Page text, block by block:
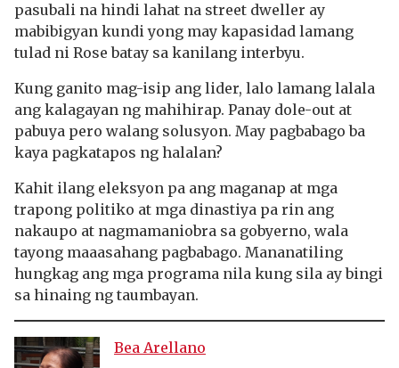
pasubali na hindi lahat na street dweller ay
mabibigyan kundi yong may kapasidad lamang
tulad ni Rose batay sa kanilang interbyu.
Kung ganito mag-isip ang lider, lalo lamang lalala
ang kalagayan ng mahihirap. Panay dole-out at
pabuya pero walang solusyon. May pagbabago ba
kaya pagkatapos ng halalan?
Kahit ilang eleksyon pa ang maganap at mga
trapong politiko at mga dinastiya pa rin ang
nakaupo at nagmamaniobra sa gobyerno, wala
tayong maaasahang pagbabago. Mananatiling
hungkag ang mga programa nila kung sila ay bingi
sa hinaing ng taumbayan.
Bea Arellano